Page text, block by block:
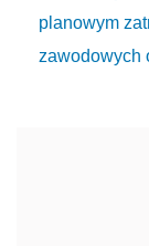
planowym
zawodowych